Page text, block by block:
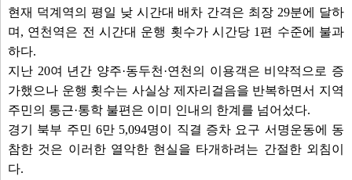
1. 공중케이블 정비 제도 개선 촉구건의안(한상민 의원 외 7명 의원)
2. 경원선 셔틀 전동열차 국비 지원 촉구건의안(김현수 의원 외 7명 의원)
3. 양주시 시험수당 지급 조례안(계속)(시장제출)
4. 양주시 각종 위원회 구성 및 운영에 관한 조례 일부개정조례안(계속)(시장제
5. 양주시 자치법규 일괄개정조례안(계속)(시장제출)
6. 양주시 시세 감면 조례 일부개정조례안(계속)(시장제출)
7. 양주시 고령운전자 교통사고 예방에 관한 조례 일부개정조례안(계속)(시장
8. 양주시 공공하수처리시설 주변 지역 지원에 관한 조례안(계속)(시장제출)
9. 양주시 도서관 운영 조례 일부개정조례안(계속)(시장제출)
​현재 덕계역의 평일 낮 시간대 배차 간격은 최장 29분에 달하
며, 연천역은 전 시간대 운행 횟수가 시간당 1편 수준에 불과
하다.
지난 20여 년간 양주·동두천·연천의 이용객은 비약적으로 증
가했으나 운행 횟수는 사실상 제자리걸음을 반복하면서 지역
주민의 통근·통학 불편은 이미 인내의 한계를 넘어섰다.
경기 북부 주민 6만 5,094명이 직결 증차 요구 서명운동에 동
참한 것은 이러한 열악한 현실을 타개하려는 간절한 외침이
다.